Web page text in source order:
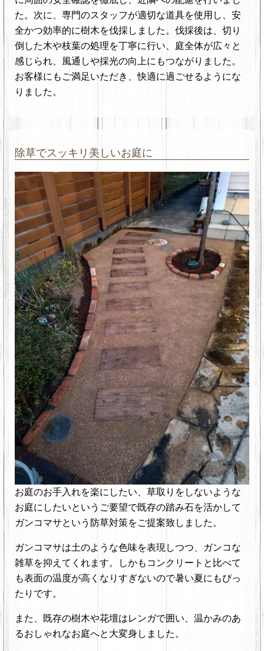
た。次に、専門のスタッフが適切な道具を使用し、安
全かつ効率的に樹木を伐採しました。伐採後は、切り
倒した木や枝葉の処理を丁寧に行い、庭全体が広々と
感じられ、風通しや採光の向上にもつながりました。
お客様にもご満足いただき、快適に過ごせるようにな
りました。
除草でスッキリ美しいお庭に
お庭のお手入れを楽にしたい、草取りをしないような
お庭にしたいというご要望で既存の踏み石を活かして
ガンコマサという防草対策をご提案致しました。
ガンコマサは土のような色味を表現しつつ、ガンコな
雑草を抑えてくれます。しかもコンクリートと比べて
も表面の温度が高くなりすぎないので暑い夏にもぴっ
たりです。
また、既存の樹木や花壇はレンガで囲い、温かみのあ
るおしゃれなお庭へと大変身しました。